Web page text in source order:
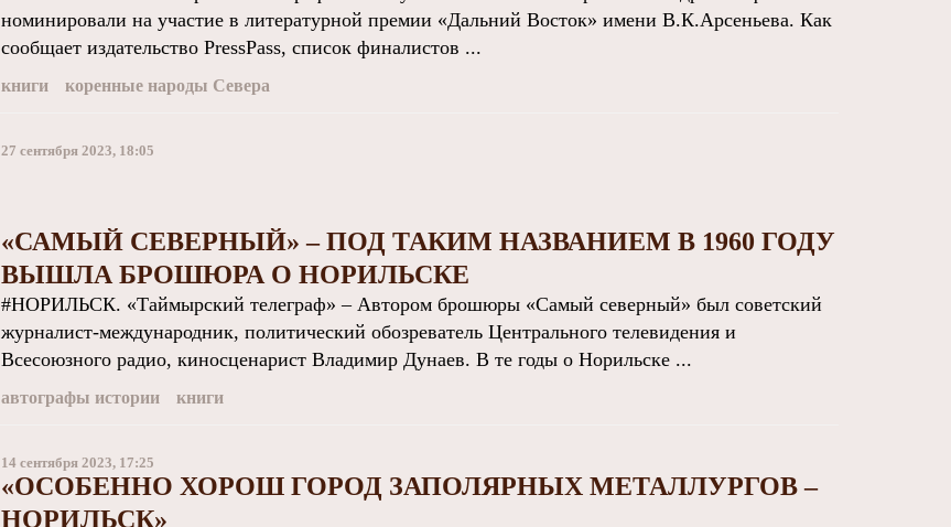
номинировали на участие в литературной премии «Дальний Восток» имени В.К.Арсеньева. Как
сообщает издательство PressPass, список финалистов ...
книги коренные народы Севера
27 сентября 2023, 18:05
«САМЫЙ СЕВЕРНЫЙ» – ПОД ТАКИМ НАЗВАНИЕМ В 1960 ГОДУ
ВЫШЛА БРОШЮРА О НОРИЛЬСКЕ
#НОРИЛЬСК. «Таймырский телеграф» – Автором брошюры «Самый северный» был советский
журналист-международник, политический обозреватель Центрального телевидения и
Всесоюзного радио, киносценарист Владимир Дунаев. В те годы о Норильске ...
автографы истории книги
14 сентября 2023, 17:25
«ОСОБЕННО ХОРОШ ГОРОД ЗАПОЛЯРНЫХ МЕТАЛЛУРГОВ –
НОРИЛЬСК»